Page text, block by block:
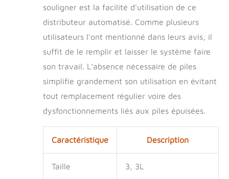
n'est pas nocif pour
les animaux
domestiques. Vous
toute confiance
sans vous soucier
santé de votre
animal de
compagnie Facile à
distributeur d'eau et
la mangeoire sont
très faciles à
nettoyer. Vous avez
juste besoin de
souligner est la facilité d’utilisation de ce
distributeur automatisé. Comme plusieurs
utilisateurs l’ont mentionné dans leurs avis, il
suffit de le remplir et laisser le système faire
son travail. L’absence nécessaire de piles
simplifie grandement son utilisation en évitant
tout remplacement régulier voire des
dysfonctionnements liés aux piles épuisées.
Caractéristique Description
Taille 3, 3L